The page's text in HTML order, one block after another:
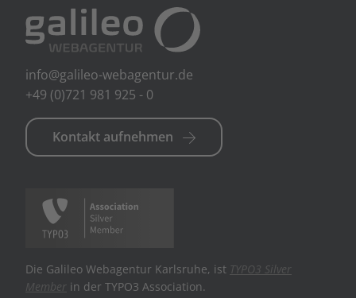
info@galileo-webagentur.de
+49 (0)721 981 925 - 0
Kontakt aufnehmen
Die Galileo Webagentur Karlsruhe, ist TYPO3 Silver
Member in der TYPO3 Association.